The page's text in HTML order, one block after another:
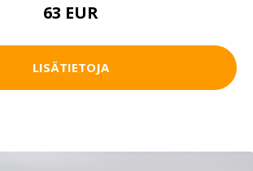
63 EUR
LISÄTIETOJA